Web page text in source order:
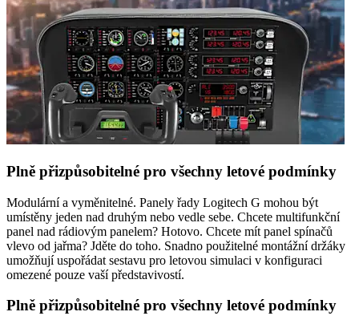
Plně přizpůsobitelné pro všechny letové podmínky
Modulární a vyměnitelné. Panely řady Logitech G mohou být
umístěny jeden nad druhým nebo vedle sebe. Chcete multifunkční
panel nad rádiovým panelem? Hotovo. Chcete mít panel spínačů
vlevo od jařma? Jděte do toho. Snadno použitelné montážní držáky
umožňují uspořádat sestavu pro letovou simulaci v konfiguraci
omezené pouze vaší představivostí.
Plně přizpůsobitelné pro všechny letové podmínky